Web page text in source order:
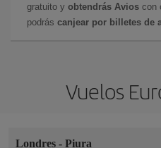
gratuito y obtendrás Avios con
podrás canjear por billetes de
Vuelos
Londres - Piura